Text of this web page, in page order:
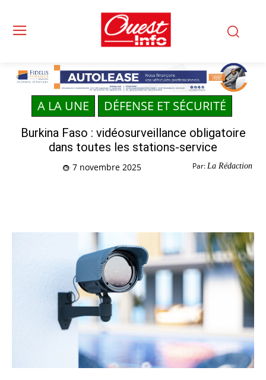
A LA UNE DÉFENSE ET SÉCURITÉ
Burkina Faso : vidéosurveillance obligatoire
dans toutes les stations-service
Par: La Rédaction
7 novembre 2025